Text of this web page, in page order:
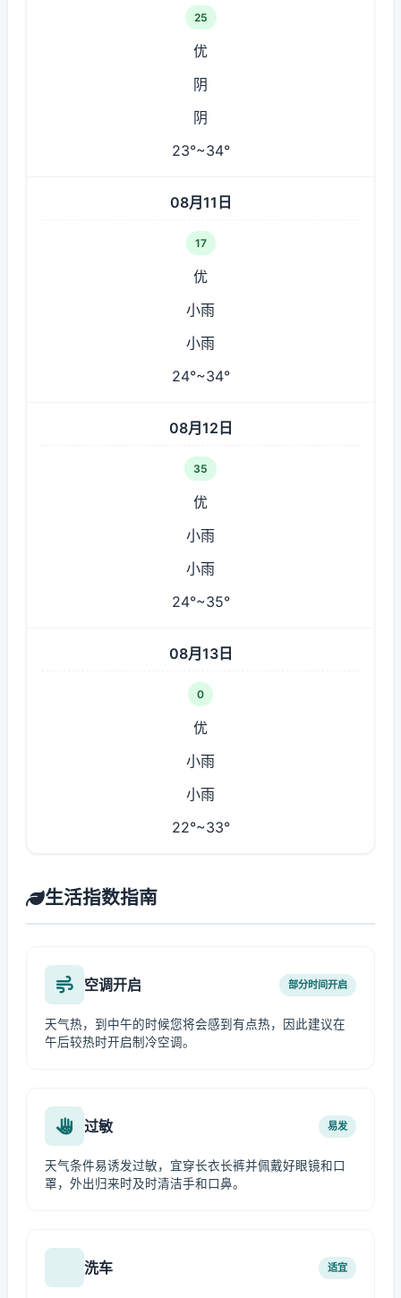
25
优
阴
阴
23°~34°
08月11日
17
优
小雨
小雨
24°~34°
08月12日
35
优
小雨
小雨
24°~35°
08月13日
0
优
小雨
小雨
22°~33°
生活指数指南
空调开启 部分时间开启
天气热，到中午的时候您将会感到有点热，因此建议在
午后较热时开启制冷空调。
过敏 易发
天气条件易诱发过敏，宜穿长衣长裤并佩戴好眼镜和口
罩，外出归来时及时清洁手和口鼻。
洗车 适宜